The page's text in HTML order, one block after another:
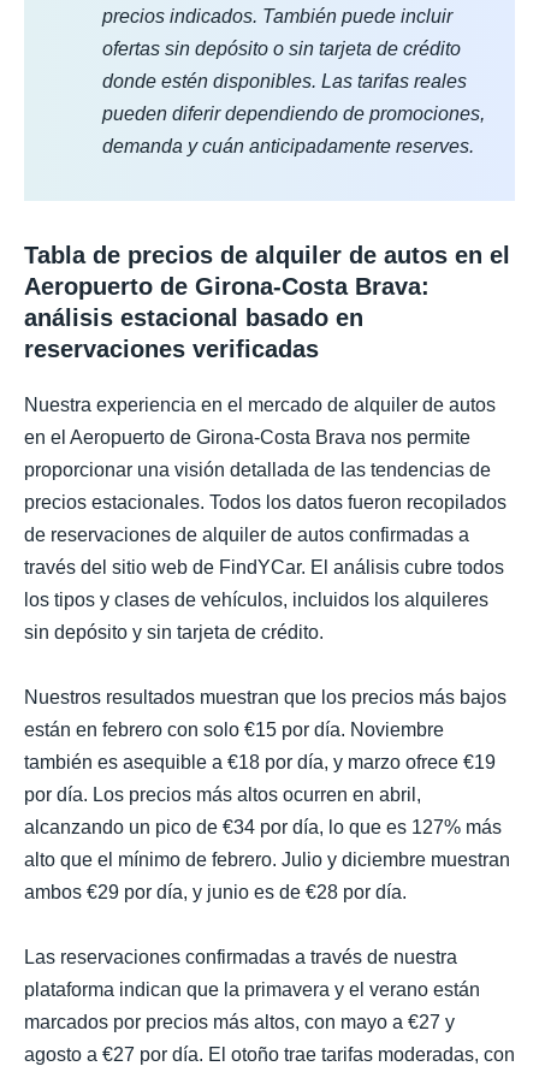
precios indicados. También puede incluir
ofertas sin depósito o sin tarjeta de crédito
donde estén disponibles. Las tarifas reales
pueden diferir dependiendo de promociones,
demanda y cuán anticipadamente reserves.
Tabla de precios de alquiler de autos en el
Aeropuerto de Girona-Costa Brava:
análisis estacional basado en
reservaciones verificadas
Nuestra experiencia en el mercado de alquiler de autos
en el Aeropuerto de Girona-Costa Brava nos permite
proporcionar una visión detallada de las tendencias de
precios estacionales. Todos los datos fueron recopilados
de reservaciones de alquiler de autos confirmadas a
través del sitio web de FindYCar. El análisis cubre todos
los tipos y clases de vehículos, incluidos los alquileres
sin depósito y sin tarjeta de crédito.
Nuestros resultados muestran que los precios más bajos
están en febrero con solo €15 por día. Noviembre
también es asequible a €18 por día, y marzo ofrece €19
por día. Los precios más altos ocurren en abril,
alcanzando un pico de €34 por día, lo que es 127% más
alto que el mínimo de febrero. Julio y diciembre muestran
ambos €29 por día, y junio es de €28 por día.
Las reservaciones confirmadas a través de nuestra
plataforma indican que la primavera y el verano están
marcados por precios más altos, con mayo a €27 y
agosto a €27 por día. El otoño trae tarifas moderadas, con